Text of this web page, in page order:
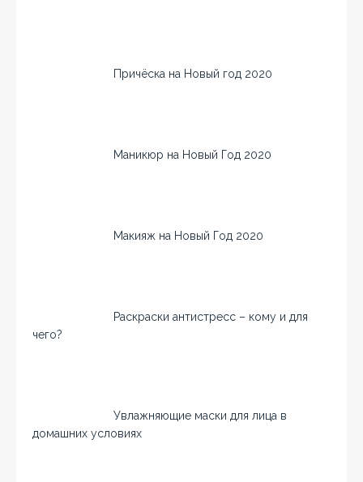
Причёска на Новый год 2020
Маникюр на Новый Год 2020
Макияж на Новый Год 2020
Раскраски антистресс – кому и для
чего?
Увлажняющие маски для лица в
домашних условиях